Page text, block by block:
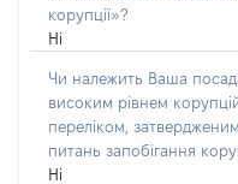
корупції»?
Ні
Чи належить Ваша
високим рівнем
переліком,
питань запобігання
Ні